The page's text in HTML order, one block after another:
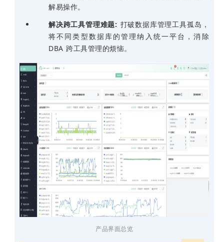
解易操作。
解决跨工具管理难题: 打破数据库管理工具孤岛，
将不同类型数据库的管理纳入统一平台，消除
DBA 跨工具管理的烦恼。
产品界面总览